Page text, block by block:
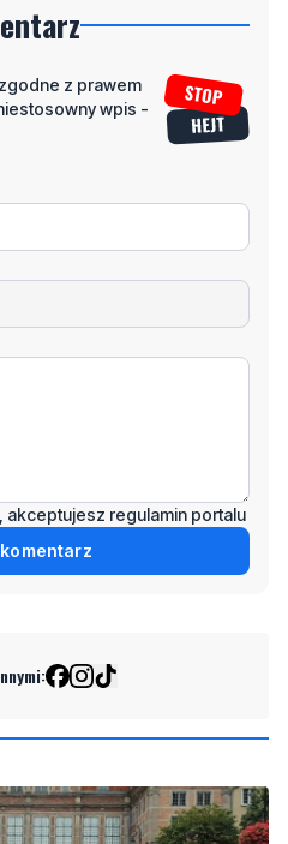
z prawem
wpis -
akceptujesz regulamin portalu